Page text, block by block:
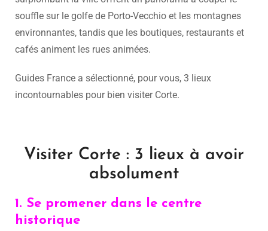
souffle sur le golfe de Porto-Vecchio et les montagnes
environnantes, tandis que les boutiques, restaurants et
cafés animent les rues animées.
Guides France a sélectionné, pour vous, 3 lieux
incontournables pour bien visiter Corte.
Visiter Corte : 3 lieux à avoir
absolument
1. Se promener dans le centre
historique